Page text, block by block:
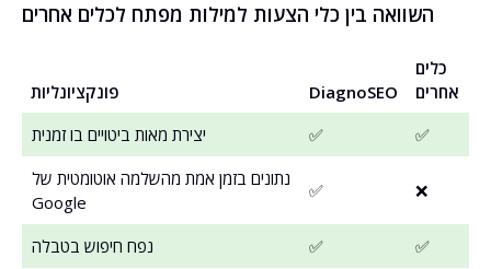
השוואה בין כלי הצעות למילות מפתח לכלים אחרים
פונקציונליות DiagnoSEO
כלים
אחרים
יצירת מאות ביטויים בו זמנית
✅
✅
נתונים בזמן אמת מהשלמה אוטומטית של
Google
✅ ❌
נפח חיפוש בטבלה ✅
✅